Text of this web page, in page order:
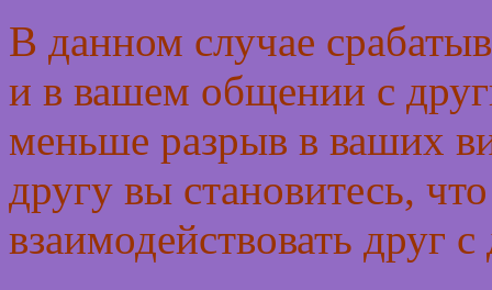
В данном случае
и в вашем общении с
меньше разрыв в ваших
другу вы становитесь,
взаимодействовать друг